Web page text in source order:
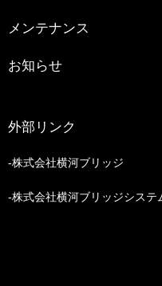
メンテナンス
お知らせ
外部リンク
株式会社横河ブリッジ
株式会社横河ブリッジシステ